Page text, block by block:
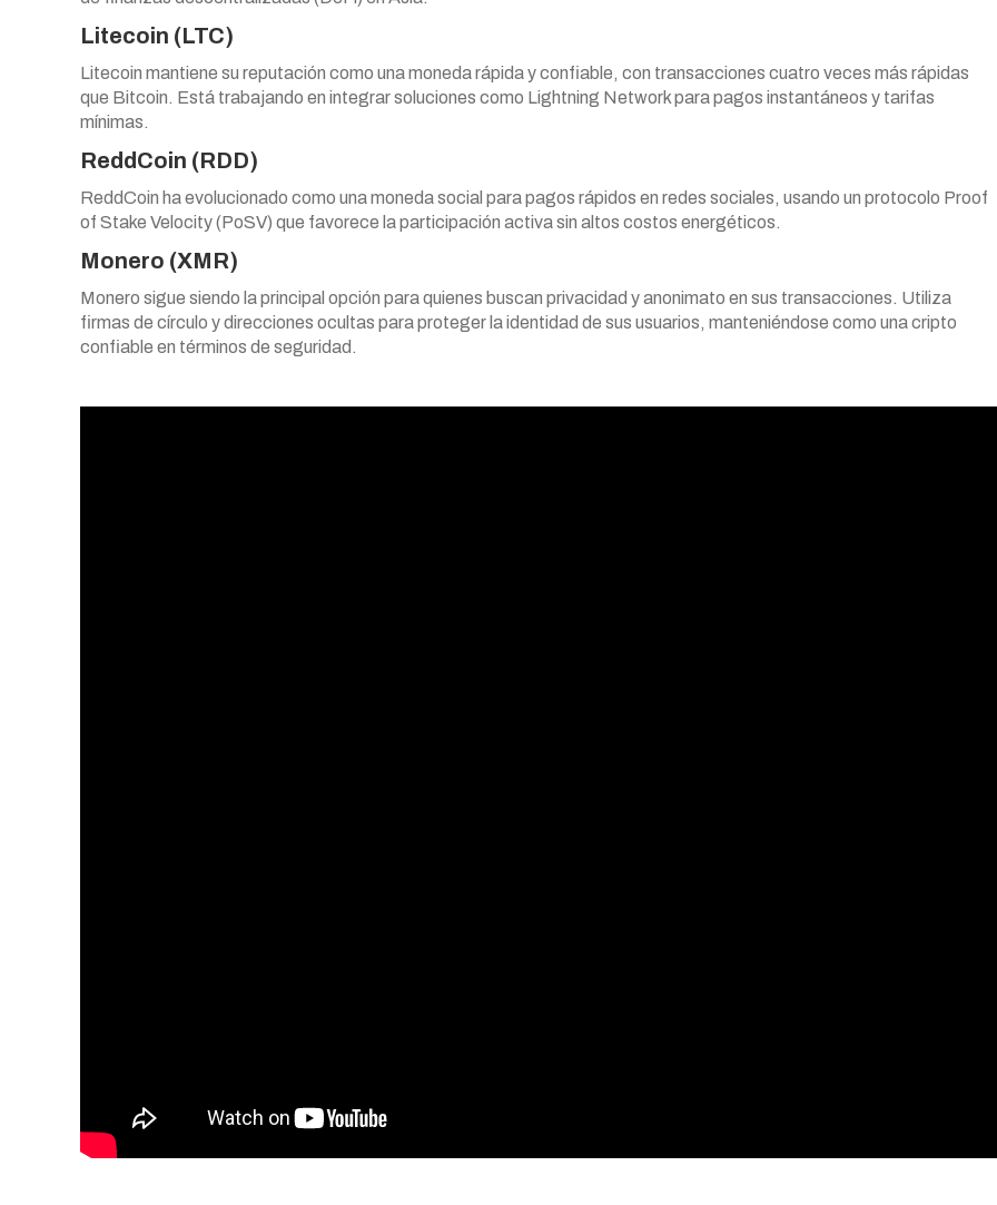
Litecoin (LTC)
Litecoin mantiene su reputación como una moneda rápida y confiable, con transacciones cuatro veces más rápidas
que Bitcoin. Está trabajando en integrar soluciones como Lightning Network para pagos instantáneos y tarifas
mínimas.
ReddCoin (RDD)
ReddCoin ha evolucionado como una moneda social para pagos rápidos en redes sociales, usando un protocolo Proof
of Stake Velocity (PoSV) que favorece la participación activa sin altos costos energéticos.
Monero (XMR)
Monero sigue siendo la principal opción para quienes buscan privacidad y anonimato en sus transacciones. Utiliza
firmas de círculo y direcciones ocultas para proteger la identidad de sus usuarios, manteniéndose como una cripto
confiable en términos de seguridad.